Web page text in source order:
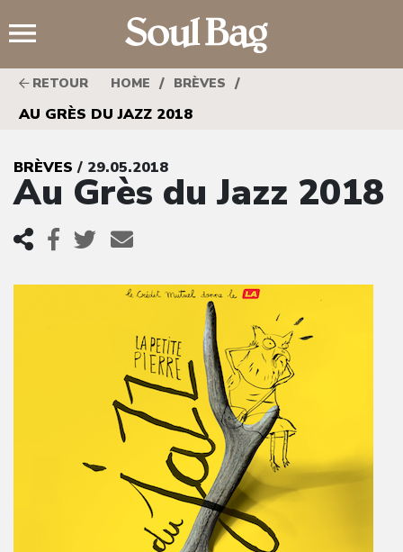
RETOUR HOME / BRÈVES /
AU GRÈS DU JAZZ 2018
BRÈVES / 29.05.2018
Au Grès du Jazz 2018